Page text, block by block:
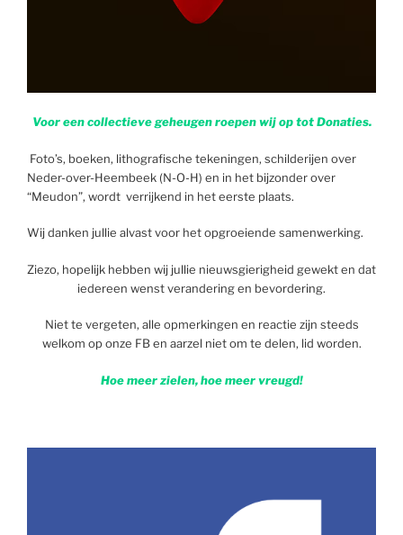
Voor een collectieve geheugen roepen wij op tot Donaties.
Foto’s, boeken, lithografische tekeningen, schilderijen over
Neder-over-Heembeek (N-O-H) en in het bijzonder over
“Meudon”, wordt verrijkend in het eerste plaats.
Wij danken jullie alvast voor het opgroeiende samenwerking.
Ziezo, hopelijk hebben wij jullie nieuwsgierigheid gewekt en dat
iedereen wenst verandering en bevordering.
Niet te vergeten, alle opmerkingen en reactie zijn steeds
welkom op onze FB en aarzel niet om te delen, lid worden.
Hoe meer zielen, hoe meer vreugd!